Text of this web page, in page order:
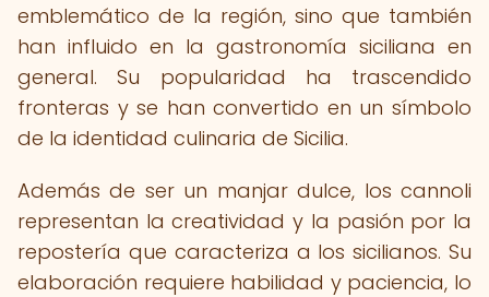
emblemático de la región, sino que también
han influido en la gastronomía siciliana en
general. Su popularidad ha trascendido
fronteras y se han convertido en un símbolo
de la identidad culinaria de Sicilia.
Además de ser un manjar dulce, los cannoli
representan la creatividad y la pasión por la
repostería que caracteriza a los sicilianos. Su
elaboración requiere habilidad y paciencia, lo